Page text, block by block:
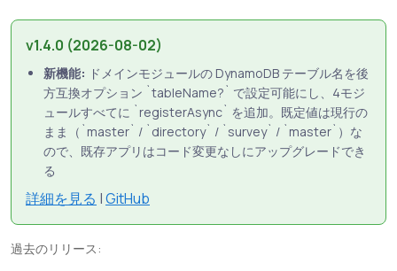
v1.4.0 (2026-08-02)
新機能: ドメインモジュールの DynamoDB テーブル名を後
方互換オプション `tableName?` で設定可能にし、4モジ
ュールすべてに `registerAsync` を追加。既定値は現行の
まま（`master` / `directory` / `survey` / `master`）な
ので、既存アプリはコード変更なしにアップグレードでき
る
詳細を見る |GitHub
過去のリリース: